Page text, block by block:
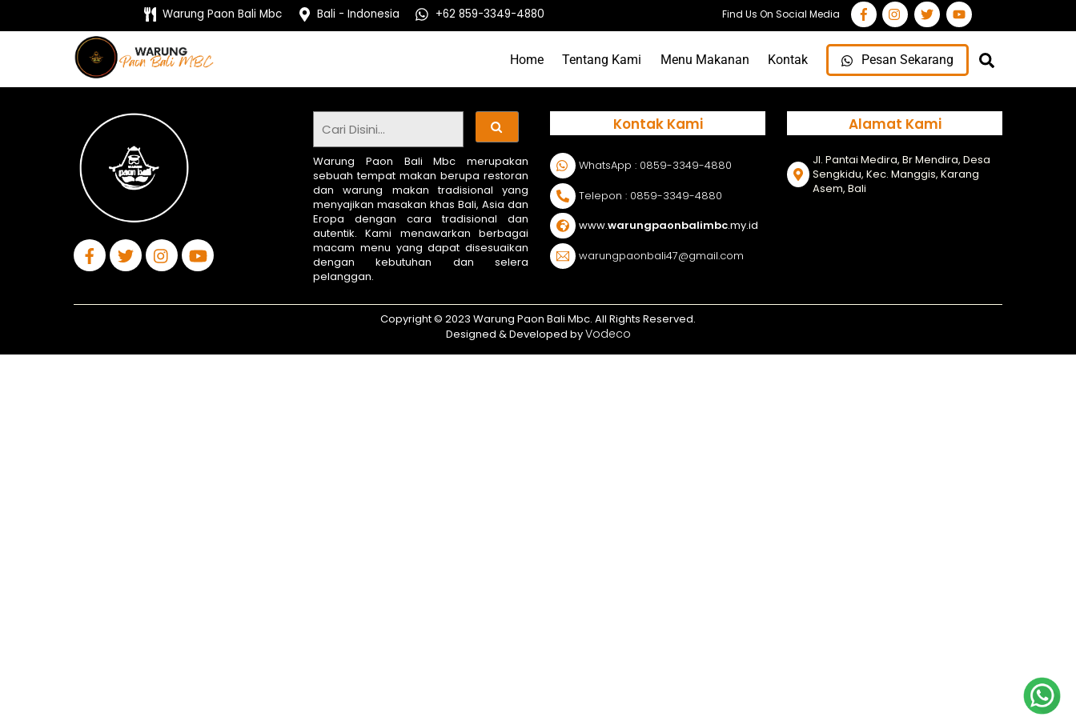
Warung Paon Bali Mbc Bali - Indonesia +62 859-3349-4880 Find Us On Social Media
Home Tentang Kami Menu Makanan Kontak Pesan Sekarang
Warung Paon Bali Mbc merupakan
sebuah tempat makan berupa restoran
dan warung makan tradisional yang
menyajikan masakan khas Bali, Asia dan
Eropa dengan cara tradisional dan
autentik. Kami menawarkan berbagai
macam menu yang dapat disesuaikan
dengan kebutuhan dan selera
pelanggan.
Kontak Kami
WhatsApp : 0859-3349-4880
Telepon : 0859-3349-4880
www.warungpaonbalimbc.my.id
warungpaonbali47@gmail.com
Alamat Kami
Jl. Pantai Medira, Br Mendira, Desa
Sengkidu, Kec. Manggis, Karang
Asem, Bali
Copyright © 2023 Warung Paon Bali Mbc. All Rights Reserved.
Designed & Developed byVodeco